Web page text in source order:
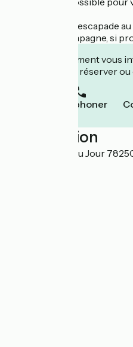
Réservez votre escapade
de vivre à la campagne, si
Cet établissement vous
leur site pour réserver
Téléphoner
Localisation
9 rue du Point du Jour